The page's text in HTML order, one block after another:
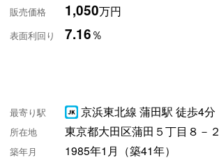
販売価格 1,050万円
表面利回り 7.16％
最寄り駅 京浜東北線 蒲田駅 徒歩4分
所在地 東京都大田区蒲田５丁目８－２
築年月 1985年1月（築41年）